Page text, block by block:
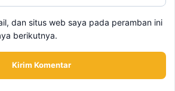
dan situs web saya pada peramban ini
berikutnya.